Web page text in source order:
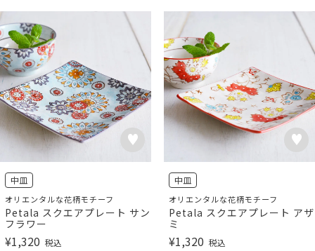
中皿
オリエンタルな花柄モチーフ
Petala スクエアプレート サン
フラワー
¥1,320 税込
中皿
オリエンタルな花柄モチーフ
Petala スクエアプレート アザ
ミ
¥1,320 税込